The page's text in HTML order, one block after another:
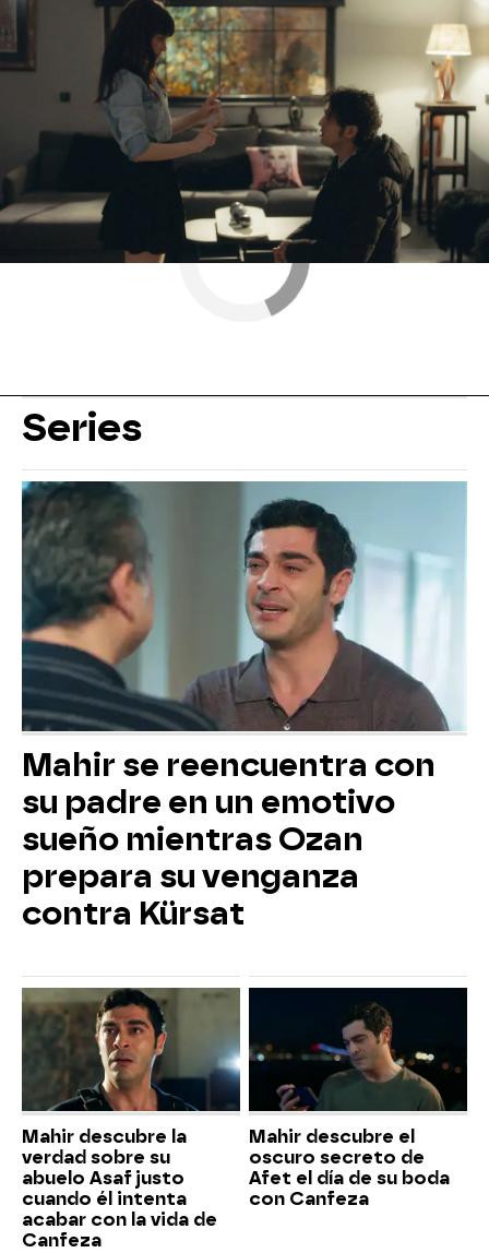
Series
Mahir se reencuentra con
su padre en un emotivo
sueño mientras Ozan
prepara su venganza
contra Kürsat
Mahir descubre la
verdad sobre su
abuelo Asaf justo
cuando él intenta
acabar con la vida de
Canfeza
Mahir descubre el
oscuro secreto de
Afet el día de su boda
con Canfeza